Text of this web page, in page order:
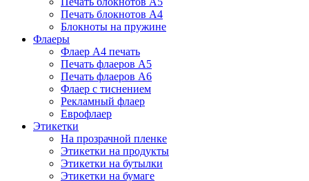
Печать блокнотов А4
Блокноты на пружине
Флаеры
Флаер А4 печать
Печать флаеров А5
Печать флаеров А6
Флаер с тиснением
Рекламный флаер
Еврофлаер
Этикетки
На прозрачной пленке
Этикетки на продукты
Этикетки на бутылки
Этикетки на бумаге